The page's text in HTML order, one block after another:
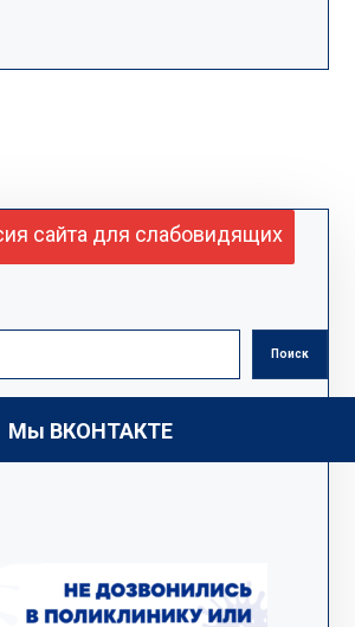
сайта для слабовидящих
Поиск
Мы ВКОНТАКТЕ